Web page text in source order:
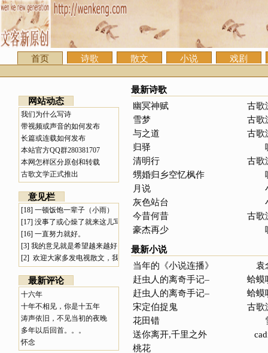
首页 诗歌 散文 小说 戏剧
网站动态
我们为什么写诗
带视频或声音的如何发布
长篇或连载如何发布
本站官方QQ群280381707
本网怎样区分原创和转载
古歌文学正式推出
意见栏
[18] 一顿饭饱一辈子（小雨）
[17] 没事了或心燥了就来这儿写几句。
[16] 一直努力就好。
[3] 我的意见就是希望越来越好
[2]
欢迎大家多发电视散文，我喜欢！
最新评论
十六年
十年不相见，你是十五年
涛声依旧，不见当初的夜晚
多年以后回首。。。
怀念
最新诗歌
幽冥神赋
古歌
雪梦
古歌
与之道
古歌
归驿
清明行
古歌
甥婚归乡空忆枫作
月说
灰色站台
今昔何昔
古歌
豪杰再少
最新小说
当年的《小说连播》
袁
赶虫人的离奇手记——钻井队地蛤蟆
赶虫人的离奇手记——钻井队地蛤蟆
宋定伯捉鬼
古歌
花田错
送你离开,千里之外
桃花